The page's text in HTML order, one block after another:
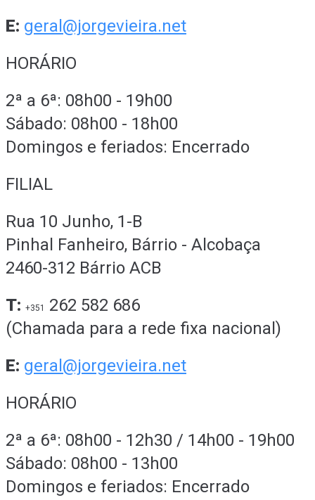
E: geral@jorgevieira.net
HORÁRIO
2ª a 6ª: 08h00 - 19h00
Sábado: 08h00 - 18h00
Domingos e feriados: Encerrado
FILIAL
Rua 10 Junho, 1-B
Pinhal Fanheiro, Bárrio - Alcobaça
2460-312 Bárrio ACB
T: +351
262 582 686
(Chamada para a rede fixa nacional)
E: geral@jorgevieira.net
HORÁRIO
2ª a 6ª: 08h00 - 12h30 / 14h00 - 19h00
Sábado: 08h00 - 13h00
Domingos e feriados: Encerrado